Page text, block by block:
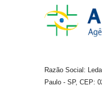
Razão Social:
Paulo - SP, CEP: